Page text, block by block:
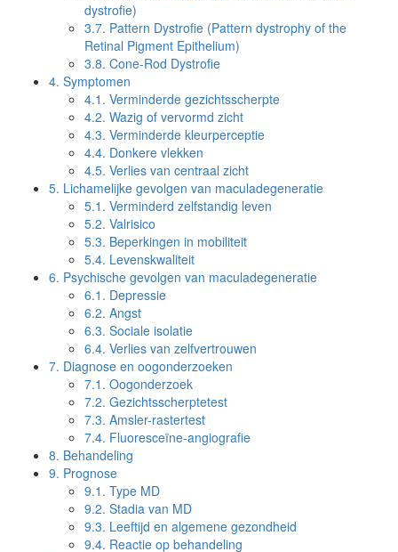
dystrofie)
3.7. Pattern Dystrofie (Pattern dystrophy of the
Retinal Pigment Epithelium)
3.8. Cone-Rod Dystrofie
4. Symptomen
4.1. Verminderde gezichtsscherpte
4.2. Wazig of vervormd zicht
4.3. Verminderde kleurperceptie
4.4. Donkere vlekken
4.5. Verlies van centraal zicht
5. Lichamelijke gevolgen van maculadegeneratie
5.1. Verminderd zelfstandig leven
5.2. Valrisico
5.3. Beperkingen in mobiliteit
5.4. Levenskwaliteit
6. Psychische gevolgen van maculadegeneratie
6.1. Depressie
6.2. Angst
6.3. Sociale isolatie
6.4. Verlies van zelfvertrouwen
7. Diagnose en oogonderzoeken
7.1. Oogonderzoek
7.2. Gezichtsscherptetest
7.3. Amsler-rastertest
7.4. Fluoresceïne-angiografie
8. Behandeling
9. Prognose
9.1. Type MD
9.2. Stadia van MD
9.3. Leeftijd en algemene gezondheid
9.4. Reactie op behandeling